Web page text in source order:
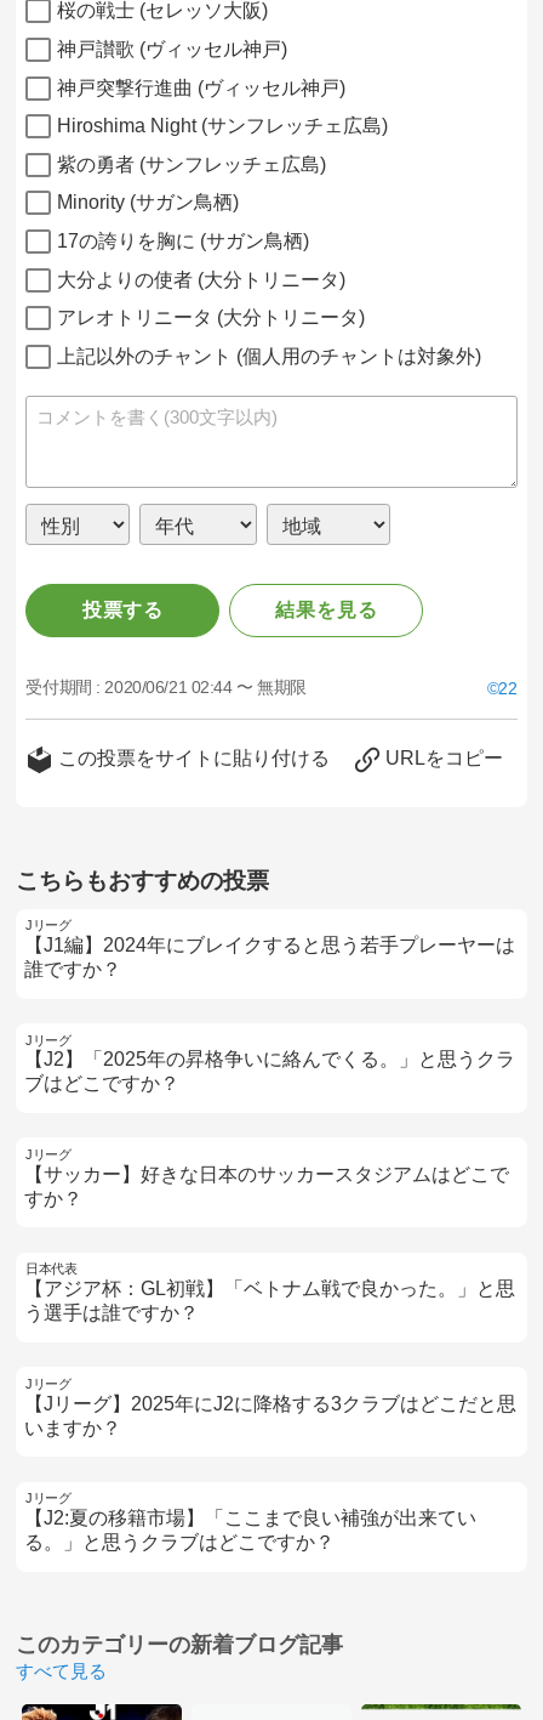
桜の戦士 (セレッソ大阪)
神戸讃歌 (ヴィッセル神戸)
神戸突撃行進曲 (ヴィッセル神戸)
Hiroshima Night (サンフレッチェ広島)
紫の勇者 (サンフレッチェ広島)
Minority (サガン鳥栖)
17の誇りを胸に (サガン鳥栖)
大分よりの使者 (大分トリニータ)
アレオトリニータ (大分トリニータ)
上記以外のチャント (個人用のチャントは対象外)
投票する 結果を見る
受付期間 :2020/06/21 02:44 〜 無期限 22
この投票をサイトに貼り付ける URLをコピー
こちらもおすすめの投票
Jリーグ
【J1編】2024年にブレイクすると思う若手プレーヤーは
誰ですか？
Jリーグ
【J2】「2025年の昇格争いに絡んでくる。」と思うクラ
ブはどこですか？
Jリーグ
【サッカー】好きな日本のサッカースタジアムはどこで
すか？
日本代表
【アジア杯：GL初戦】「ベトナム戦で良かった。」と思
う選手は誰ですか？
Jリーグ
【Jリーグ】2025年にJ2に降格する3クラブはどこだと思
いますか？
Jリーグ
【J2:夏の移籍市場】「ここまで良い補強が出来てい
る。」と思うクラブはどこですか？
このカテゴリーの新着ブログ記事
すべて見る